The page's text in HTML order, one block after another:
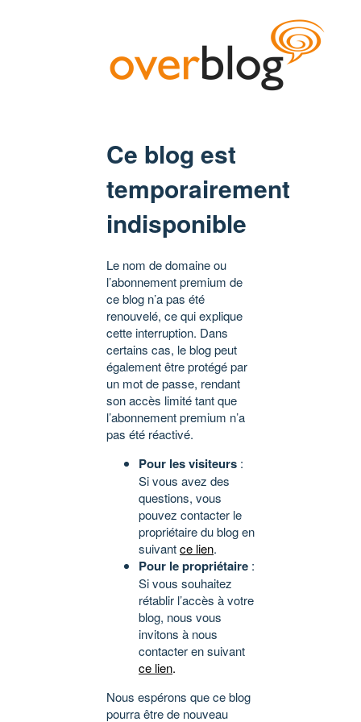
Ce blog est
temporairement
indisponible
Le nom de domaine ou
l’abonnement premium de
ce blog n’a pas été
renouvelé, ce qui explique
cette interruption. Dans
certains cas, le blog peut
également être protégé par
un mot de passe, rendant
son accès limité tant que
l’abonnement premium n’a
pas été réactivé.
Pour les visiteurs :
Si vous avez des
questions, vous
pouvez contacter le
propriétaire du blog en
suivantce lien.
Pour le propriétaire :
Si vous souhaitez
rétablir l’accès à votre
blog, nous vous
invitons à nous
contacter en suivant
ce lien.
Nous espérons que ce blog
pourra être de nouveau